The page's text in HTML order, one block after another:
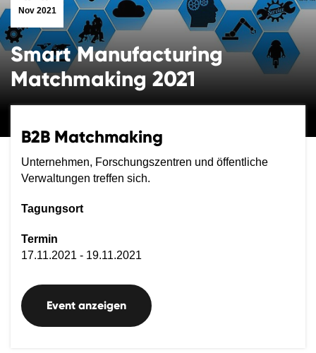
Nov 2021
Smart Manufacturing
Matchmaking 2021
B2B Matchmaking
Unternehmen, Forschungszentren und öffentliche
Verwaltungen treffen sich.
Tagungsort
Termin
17.11.2021 - 19.11.2021
Event anzeigen